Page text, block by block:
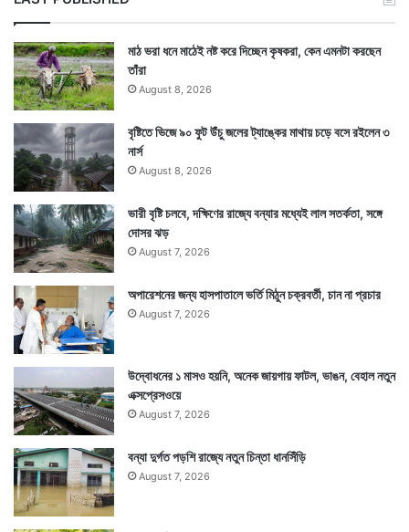
Tags National News
মাঠ ভরা ধনে মাঠেই নষ্ট করে দিচ্ছেন কৃষকরা, কেন এমনটা করছেন
তাঁরা
August 8, 2026
বৃষ্টিতে ভিজে ৯০ ফুট উঁচু জলের ট্যাঙ্কের মাথায় চড়ে বসে রইলেন ৩
নার্স
August 8, 2026
ভারী বৃষ্টি চলবে, দক্ষিণের রাজ্যে বন্যার মধ্যেই লাল সতর্কতা, সঙ্গে
দোসর ঝড়
August 7, 2026
অপারেশনের জন্য হাসপাতালে ভর্তি মিঠুন চক্রবর্তী, চান না প্রচার
August 7, 2026
উদ্বোধনের ১ মাসও হয়নি, অনেক জায়গায় ফাটল, ভাঙন, বেহাল নতুন
এক্সপ্রেসওয়ে
August 7, 2026
বন্যা দুর্গত পড়শি রাজ্যে নতুন চিন্তা ধানসিঁড়ি
August 7, 2026